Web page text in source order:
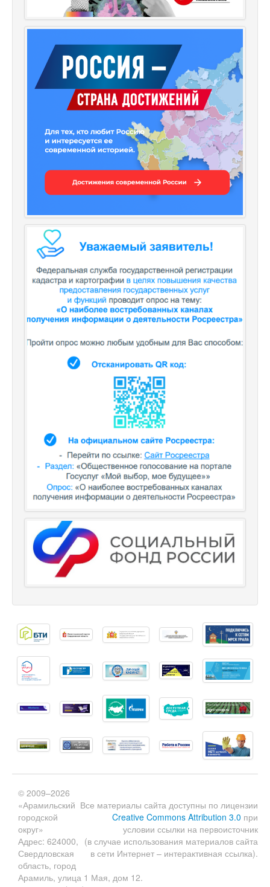
Все материалы сайта доступны по лицензии
Creative Commons Attribution 3.0 при
условии ссылки на первоисточник
(в случае использования материалов сайта
в сети Интернет – интерактивная ссылка).
© 2009–2026
«Арамильский
городской
округ»
Адрес: 624000,
Свердловская
область, город
Арамиль, улица 1 Мая, дом 12.